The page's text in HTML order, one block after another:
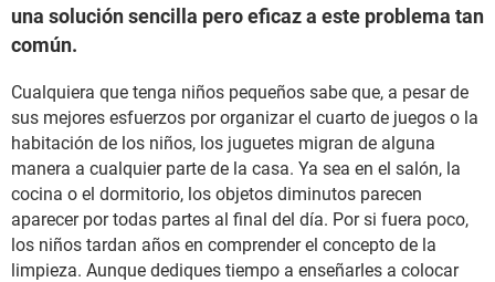
una solución sencilla pero eficaz a este problema tan
común.
Cualquiera que tenga niños pequeños sabe que, a pesar de
sus mejores esfuerzos por organizar el cuarto de juegos o la
habitación de los niños, los juguetes migran de alguna
manera a cualquier parte de la casa. Ya sea en el salón, la
cocina o el dormitorio, los objetos diminutos parecen
aparecer por todas partes al final del día. Por si fuera poco,
los niños tardan años en comprender el concepto de la
limpieza. Aunque dediques tiempo a enseñarles a colocar